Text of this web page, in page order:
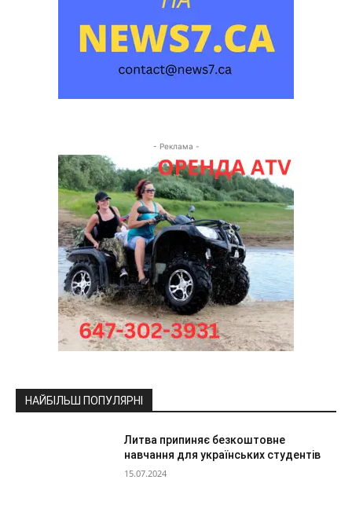
- Реклама -
НАЙБІЛЬШ ПОПУЛЯРНІ
Литва припиняє безкоштовне
навчання для українських студентів
15.07.2024